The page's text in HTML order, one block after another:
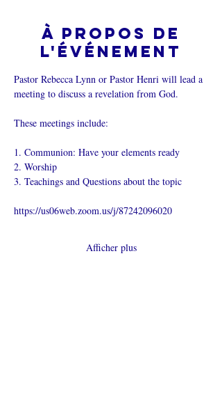
À propos de
l'événement
Pastor Rebecca Lynn or Pastor Henri will lead a
meeting to discuss a revelation from God.
These meetings include:
1. Communion: Have your elements ready
2. Worship
3. Teachings and Questions about the topic
https://us06web.zoom.us/j/87242096020
Afficher plus